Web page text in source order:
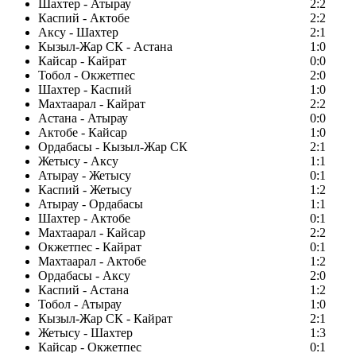
Шахтер - Атырау
2:2
Каспий - Актобе
2:2
Аксу - Шахтер
2:1
Кызыл-Жар СК - Астана
1:0
Кайсар - Кайрат
0:0
Тобол - Окжетпес
2:0
Шахтер - Каспий
1:0
Махтаарал - Кайрат
2:2
Астана - Атырау
0:0
Актобе - Кайсар
1:0
Ордабасы - Кызыл-Жар СК
2:1
Жетысу - Аксу
1:1
Атырау - Жетысу
0:1
Каспий - Жетысу
1:2
Атырау - Ордабасы
1:1
Шахтер - Актобе
0:1
Махтаарал - Кайсар
2:2
Окжетпес - Кайрат
0:1
Махтаарал - Актобе
1:2
Ордабасы - Аксу
2:0
Каспий - Астана
1:2
Тобол - Атырау
1:0
Кызыл-Жар СК - Кайрат
2:1
Жетысу - Шахтер
1:3
Кайсар - Окжетпес
0:1